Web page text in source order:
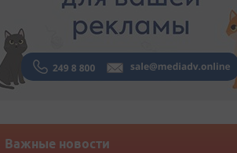
Важные новости